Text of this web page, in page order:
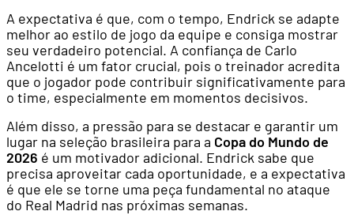
A expectativa é que, com o tempo, Endrick se adapte
melhor ao estilo de jogo da equipe e consiga mostrar
seu verdadeiro potencial. A confiança de Carlo
Ancelotti é um fator crucial, pois o treinador acredita
que o jogador pode contribuir significativamente para
o time, especialmente em momentos decisivos.
Além disso, a pressão para se destacar e garantir um
lugar na seleção brasileira para a Copa do Mundo de
2026 é um motivador adicional. Endrick sabe que
precisa aproveitar cada oportunidade, e a expectativa
é que ele se torne uma peça fundamental no ataque
do Real Madrid nas próximas semanas.